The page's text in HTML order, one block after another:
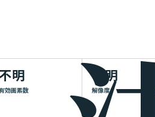
明
有効画素数
不明
解像度